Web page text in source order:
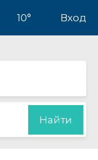
10° Вход
Найти